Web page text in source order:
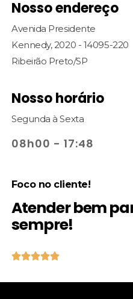
Nosso endereço
Avenida Presidente
Kennedy, 2020 - 14095-220
Ribeirão Preto/SP
Nosso horário
Segunda à Sexta
08h00 - 17:48
Foco no cliente!
Atender bem
sempre!
